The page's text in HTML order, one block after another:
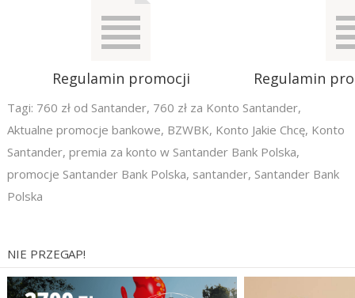
Regulamin promocji Regulamin
Tagi: 760 zł od Santander, 760 zł za Konto Santander,
Aktualne promocje bankowe, BZWBK, Konto Jakie Chcę, Konto
Santander, premia za konto w Santander Bank Polska,
promocje Santander Bank Polska, santander, Santander Bank
Polska
NIE PRZEGAP!